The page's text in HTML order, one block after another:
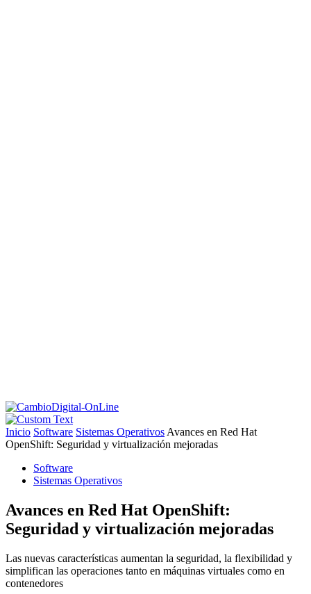
Inicio Software Sistemas Operativos Avances en Red Hat
OpenShift: Seguridad y virtualización mejoradas
Software
Sistemas Operativos
Avances en Red Hat OpenShift:
Seguridad y virtualización mejoradas
Las nuevas características aumentan la seguridad, la flexibilidad y
simplifican las operaciones tanto en máquinas virtuales como en
contenedores